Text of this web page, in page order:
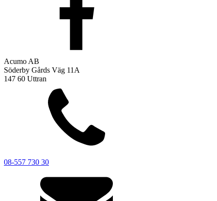
Acumo AB
Söderby Gårds Väg 11A
147 60 Uttran
08-557 730 30